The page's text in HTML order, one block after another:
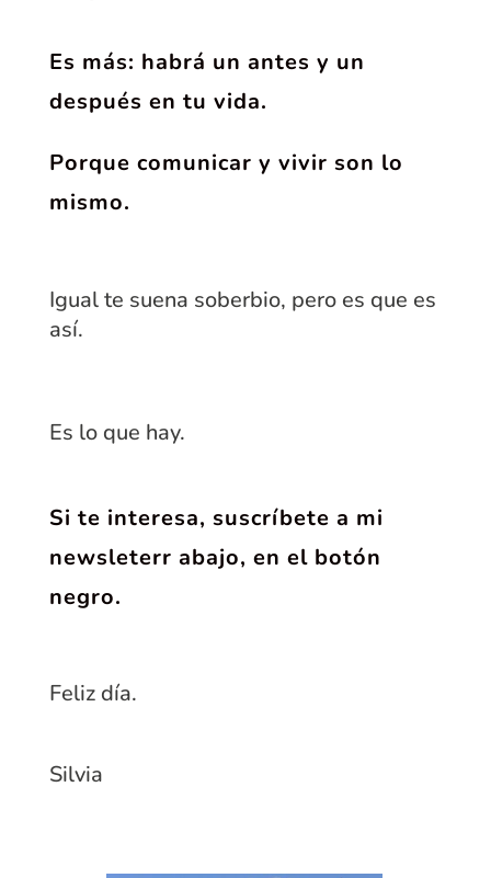
Es más: habrá un antes y un
después en tu vida.
Porque comunicar y vivir son lo
mismo.
Igual te suena soberbio, pero es que es
así.
Es lo que hay.
Si te interesa, suscríbete a mi
newsleterr abajo, en el botón
negro.
Feliz día.
Silvia